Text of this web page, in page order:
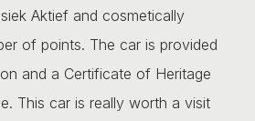
Aktief and cosmetically
of points. The car is provided
and a Certificate of Heritage
This car is really worth a visit